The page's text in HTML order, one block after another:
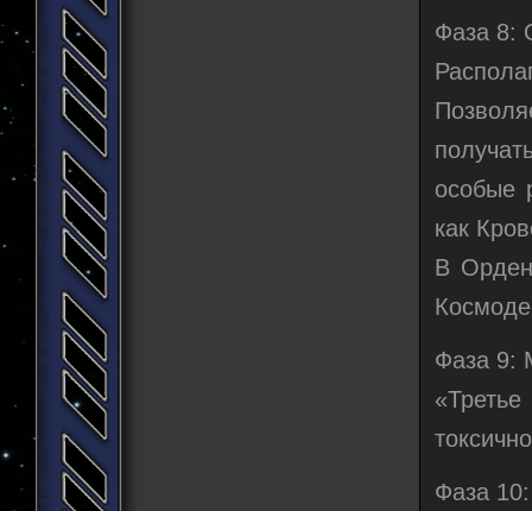
Фаза 8:
особые
как
В
Фаза 9:
Фаза